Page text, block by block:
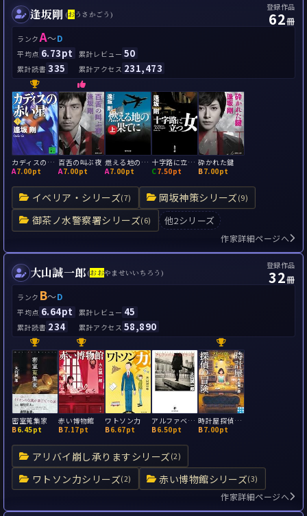
逢坂剛 (おうさかごう)
登録作品
62冊
ランクA～D
平均点 6.73pt 累計レビュー 50
累計読書 335 累計アクセス 231,473
イベリア・シリーズ(7) 岡坂神策シリーズ(9)
御茶ノ水警察署シリーズ(6) 他2シリーズ
カディスの赤い星
A7.00pt
百舌の叫ぶ夜
A7.00pt
燃える地の果てに
A7.00pt
十字路に立つ女
C7.50pt
砕かれた鍵
B7.00pt
作家詳細ページへ
大山誠一郎 (おおやませいいちろう)
登録作品
32冊
ランク B～D
平均点 6.64pt 累計レビュー 45
累計読書 234 累計アクセス 58,890
アリバイ崩し承りますシリーズ(2)
ワトソン力シリーズ(2) 赤い博物館シリーズ(3)
密室蒐集家
B6.45pt
赤い博物館
B7.17pt
ワトソン力
B6.67pt
アルファベット・パズラーズ
B6.50pt
時計屋探偵の冒険: アリバイ崩し承ります2
B7.00pt
作家詳細ページへ